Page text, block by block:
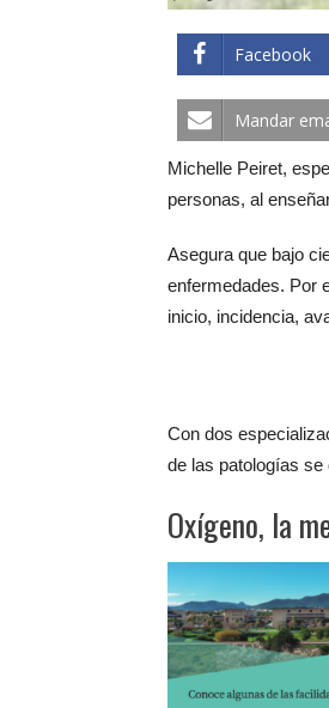
Facebook
Mandar
Michelle Peiret,
personas, al
Asegura que bajo
enfermedades. Por
inicio, incidencia,
Con dos
de las patologías se
Oxígeno, la